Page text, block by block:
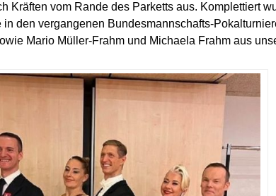
Kräften vom Rande des Parketts aus. Komplettiert
den vergangenen Bundesmannschafts-
Mario Müller-Frahm und Michaela Frahm aus